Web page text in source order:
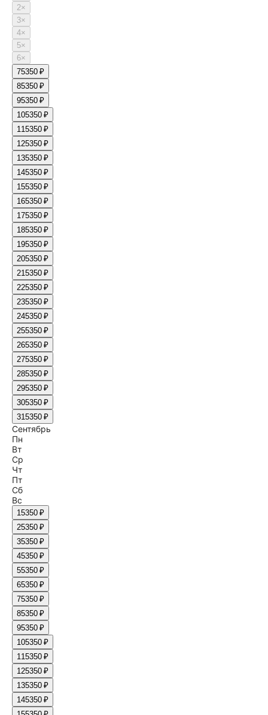
2×
3×
4×
5×
6×
75350 ₽
85350 ₽
95350 ₽
105350 ₽
115350 ₽
125350 ₽
135350 ₽
145350 ₽
155350 ₽
165350 ₽
175350 ₽
185350 ₽
195350 ₽
205350 ₽
215350 ₽
225350 ₽
235350 ₽
245350 ₽
255350 ₽
265350 ₽
275350 ₽
285350 ₽
295350 ₽
305350 ₽
315350 ₽
Сентябрь
Пн
Вт
Ср
Чт
Пт
Сб
Вс
15350 ₽
25350 ₽
35350 ₽
45350 ₽
55350 ₽
65350 ₽
75350 ₽
85350 ₽
95350 ₽
105350 ₽
115350 ₽
125350 ₽
135350 ₽
145350 ₽